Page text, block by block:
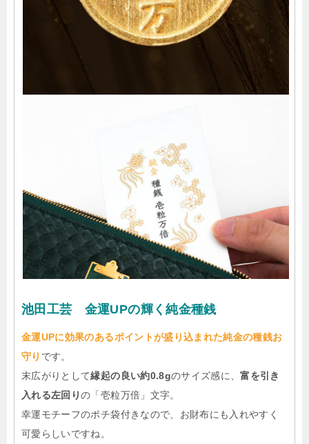
池田工芸 金運UPの輝く純金種銭
金運UPに効果のあるポイントが盛り込まれた純金の種銭お
守り です。
末広がりとして縁起の良い約0.8gのサイズ感に、富を引き
入れる左回りの「壱粒万倍」文字。
幸運モチーフのポチ袋付きなので、お財布にも入れやすく
可愛らしいですね。